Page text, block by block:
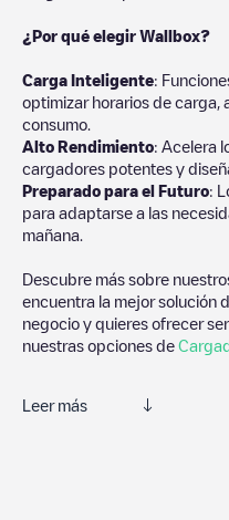
¿Por qué elegir Wallbox?
Carga Inteligente:
optimizar horarios de carga,
consumo.
Alto Rendimiento: Acelera
cargadores potentes y
Preparado para el Futuro:
para adaptarse a las
mañana.
Descubre más sobre
encuentra la mejor solución
negocio y quieres ofrecer
nuestras opciones de
Leer más